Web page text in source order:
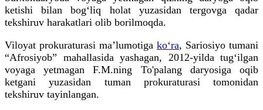
ketishi bilan bog‘liq holat yuzasidan tergovga qadar
tekshiruv harakatlari olib borilmoqda.
Viloyat prokuraturasi ma’lumotiga ko‘ra, Sariosiyo tumani
“Afrosiyob” mahallasida yashagan, 2012-yilda tug‘ilgan
voyaga yetmagan F.M.ning To'palang daryosiga oqib
ketgani yuzasidan tuman prokuraturasi tomonidan
tekshiruv tayinlangan.